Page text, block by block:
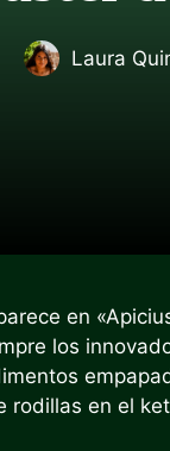
Laura
en
los
en el